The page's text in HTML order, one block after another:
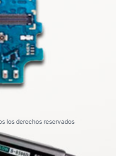
los derechos reservados